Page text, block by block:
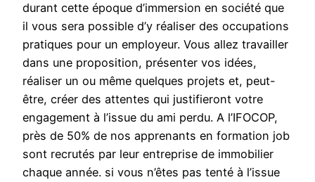
durant cette époque d’immersion en société que
il vous sera possible d’y réaliser des occupations
pratiques pour un employeur. Vous allez travailler
dans une proposition, présenter vos idées,
réaliser un ou même quelques projets et, peut-
être, créer des attentes qui justifieront votre
engagement à l’issue du ami perdu. A l’IFOCOP,
près de 50% de nos apprenants en formation job
sont recrutés par leur entreprise de immobilier
chaque année. si vous n’êtes pas tenté à l’issue